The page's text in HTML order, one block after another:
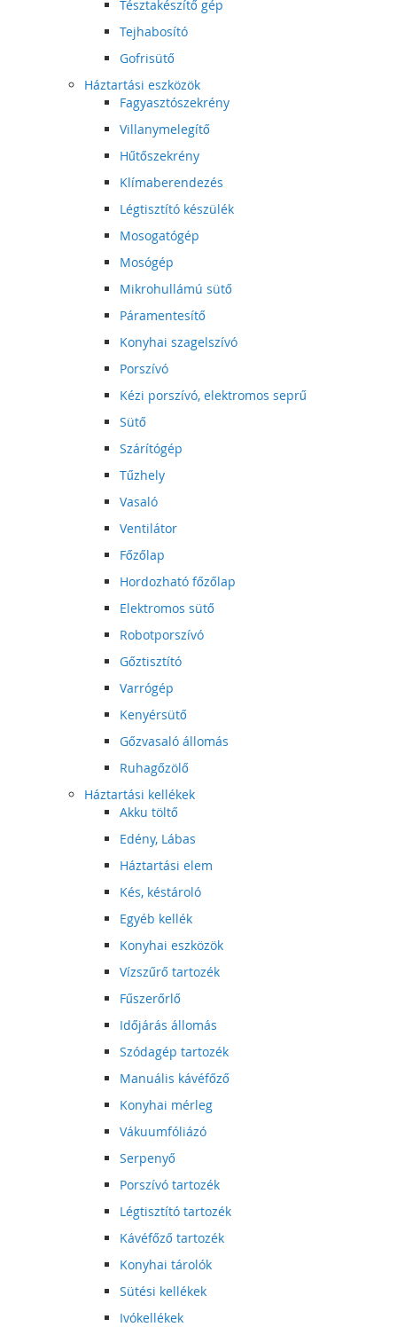
Tésztakészítő gép
Tejhabosító
Gofrisütő
Háztartási eszközök
Fagyasztószekrény
Villanymelegítő
Hűtőszekrény
Klímaberendezés
Légtisztító készülék
Mosogatógép
Mosógép
Mikrohullámú sütő
Páramentesítő
Konyhai szagelszívó
Porszívó
Kézi porszívó, elektromos seprű
Sütő
Szárítógép
Tűzhely
Vasaló
Ventilátor
Főzőlap
Hordozható főzőlap
Elektromos sütő
Robotporszívó
Gőztisztító
Varrógép
Kenyérsütő
Gőzvasaló állomás
Ruhagőzölő
Háztartási kellékek
Akku töltő
Edény, Lábas
Háztartási elem
Kés, késtároló
Egyéb kellék
Konyhai eszközök
Vízszűrő tartozék
Fűszerőrlő
Időjárás állomás
Szódagép tartozék
Manuális kávéfőző
Konyhai mérleg
Vákuumfóliázó
Serpenyő
Porszívó tartozék
Légtisztító tartozék
Kávéfőző tartozék
Konyhai tárolók
Sütési kellékek
Ivókellékek